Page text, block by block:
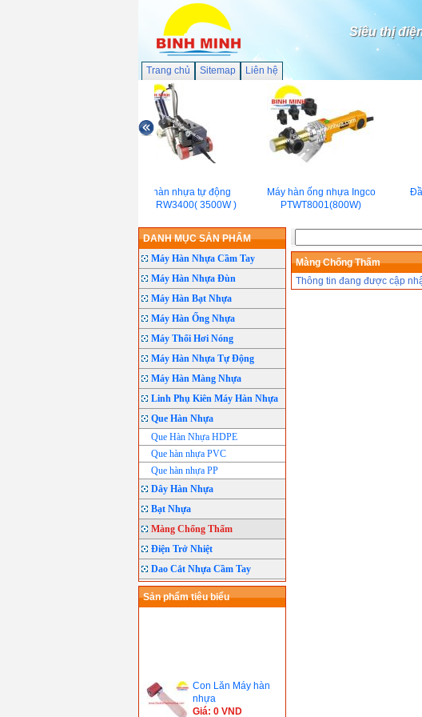
Siêu thị
Trang chủ Sitemap Liên hệ
Máy hàn nhựa tự động
Weldy RW3400( 3500W )
Máy hàn ống nhựa Ingco
PTWT8001(800W)
DANH MỤC SẢN PHẨM
Máy Hàn Nhựa Cầm Tay
Máy Hàn Nhựa Đùn
Máy Hàn Bạt Nhựa
Máy Hàn Ống Nhựa
Máy Thổi Hơi Nóng
Máy Hàn Nhựa Tự Động
Máy Hàn Màng Nhựa
Linh Phụ Kiên Máy Hàn Nhựa
Que Hàn Nhựa
Que Hàn Nhựa HDPE
Que hàn nhựa PVC
Que hàn nhựa PP
Dây Hàn Nhựa
Bạt Nhựa
Màng Chống Thấm
Điện Trở Nhiệt
Dao Cắt Nhựa Cầm Tay
Sản phẩm tiêu biểu
Con Lăn Máy hàn
nhựa
Giá: 0 VND
Màng Chống Thấm
Thông tin đang được cập